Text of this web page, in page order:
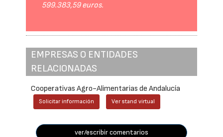
599.383,59 euros.
EMPRESAS O ENTIDADES
RELACIONADAS
Cooperativas Agro-Alimentarias de Andalucía
Solicitar información Ver stand virtual
ver/escribir comentarios